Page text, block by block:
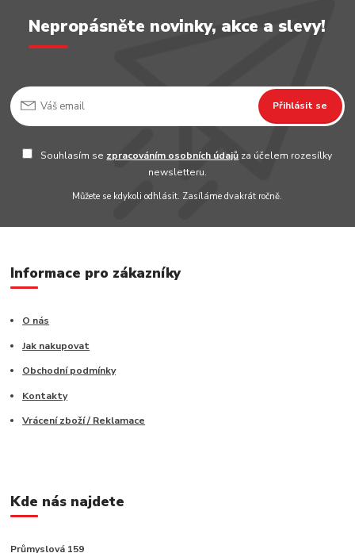
Nepropásněte novinky, akce a slevy!
Přihlásit se
Souhlasím se zpracováním osobních údajů za účelem rozesílky
newsletteru.
Můžete se kdykoli odhlásit. Zasíláme dvakrát ročně.
Informace pro zákazníky
O nás
Jak nakupovat
Obchodní podmínky
Kontakty
Vrácení zboží / Reklamace
Kde nás najdete
Průmyslová 159